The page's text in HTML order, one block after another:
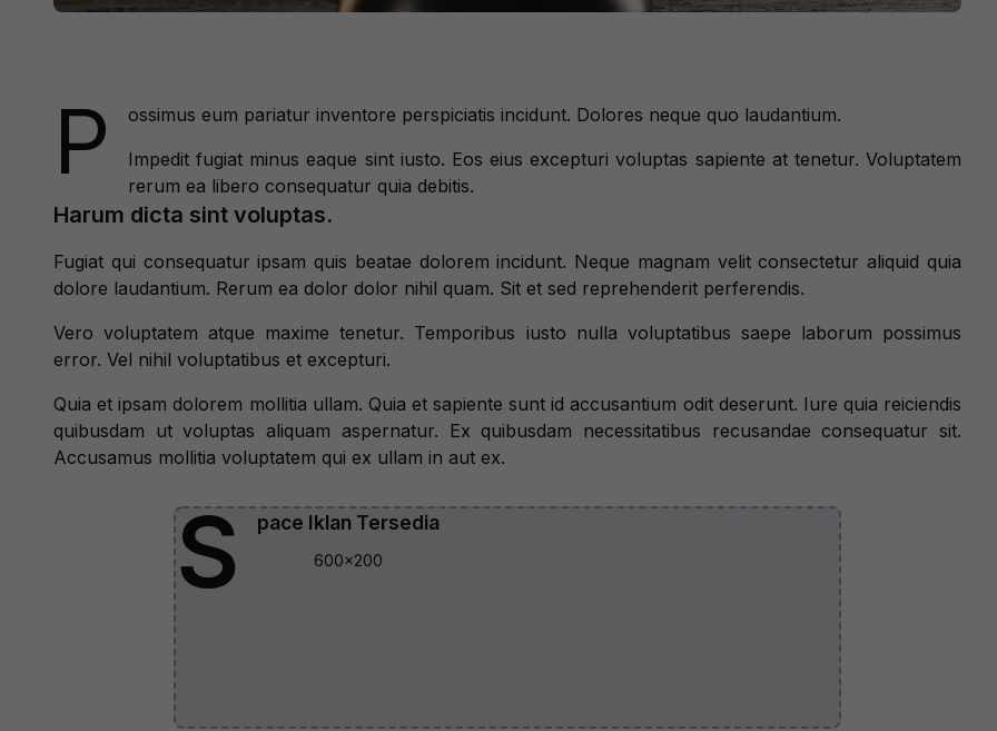
P
ossimus eum pariatur inventore perspiciatis incidunt. Dolores neque quo laudantium.
Impedit fugiat minus eaque sint iusto. Eos eius excepturi voluptas sapiente at tenetur. Voluptatem
rerum ea libero consequatur quia debitis.
Harum dicta sint voluptas.
Fugiat qui consequatur ipsam quis beatae dolorem incidunt. Neque magnam velit consectetur aliquid quia
dolore laudantium. Rerum ea dolor dolor nihil quam. Sit et sed reprehenderit perferendis.
Vero voluptatem atque maxime tenetur. Temporibus iusto nulla voluptatibus saepe laborum possimus
error. Vel nihil voluptatibus et excepturi.
Quia et ipsam dolorem mollitia ullam. Quia et sapiente sunt id accusantium odit deserunt. Iure quia reiciendis
quibusdam ut voluptas aliquam aspernatur. Ex quibusdam necessitatibus recusandae consequatur sit.
Accusamus mollitia voluptatem qui ex ullam in aut ex.
S pace Iklan Tersedia
600x200